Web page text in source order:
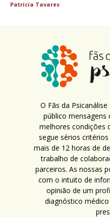
Patricia Tavares
O Fãs da
público
melhores condições
segue sérios
mais de 12 horas de
trabalho de
parceiros. As nossas
com o intuito de
opinião de um
diagnóstico